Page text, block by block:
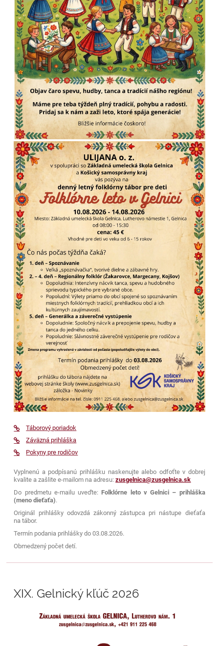
Táborový poriadok
Záväzná prihláška
Pokyny pre rodičov
Vyplnenú a podpísanú prihlášku naskenujte alebo odfoťte v dobrej
kvalite a zašlite e-mailom na adresu:zusgelnica@zusgelnica.sk
Do predmetu e-mailu uveďte:Folklórne leto v Gelnici – prihláška
(meno dieťaťa).
Originál prihlášky odovzdá zákonný zástupca pri nástupe dieťaťa
na tábor.
Termín podania prihlášky do 03.08.2026.
Obmedzený počet detí.
XIX. Gelnický kľúč 2026